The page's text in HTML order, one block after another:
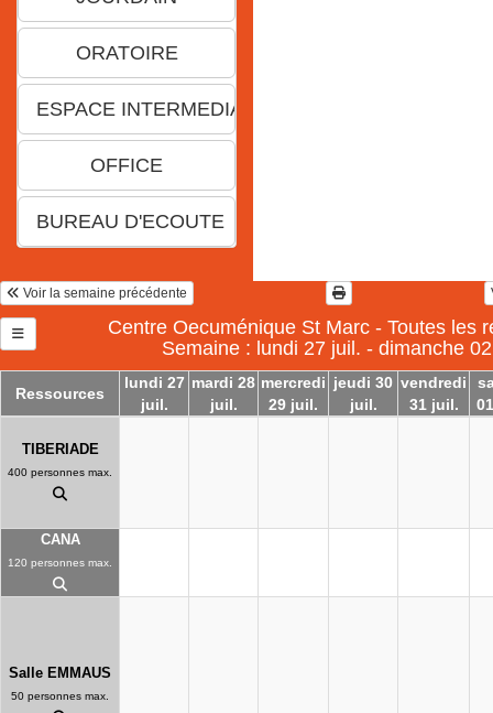
Voir la semaine précédente
Centre Oecuménique St Marc - Toutes les
Semaine : lundi 27 juil. - dimanche
Ressources
lundi 27
juil.
mardi 28
juil.
mercredi
29 juil.
jeudi 30
juil.
vendredi
31 juil.
TIBERIADE
400 personnes max.
CANA
120 personnes max.
Salle EMMAUS
50 personnes max.